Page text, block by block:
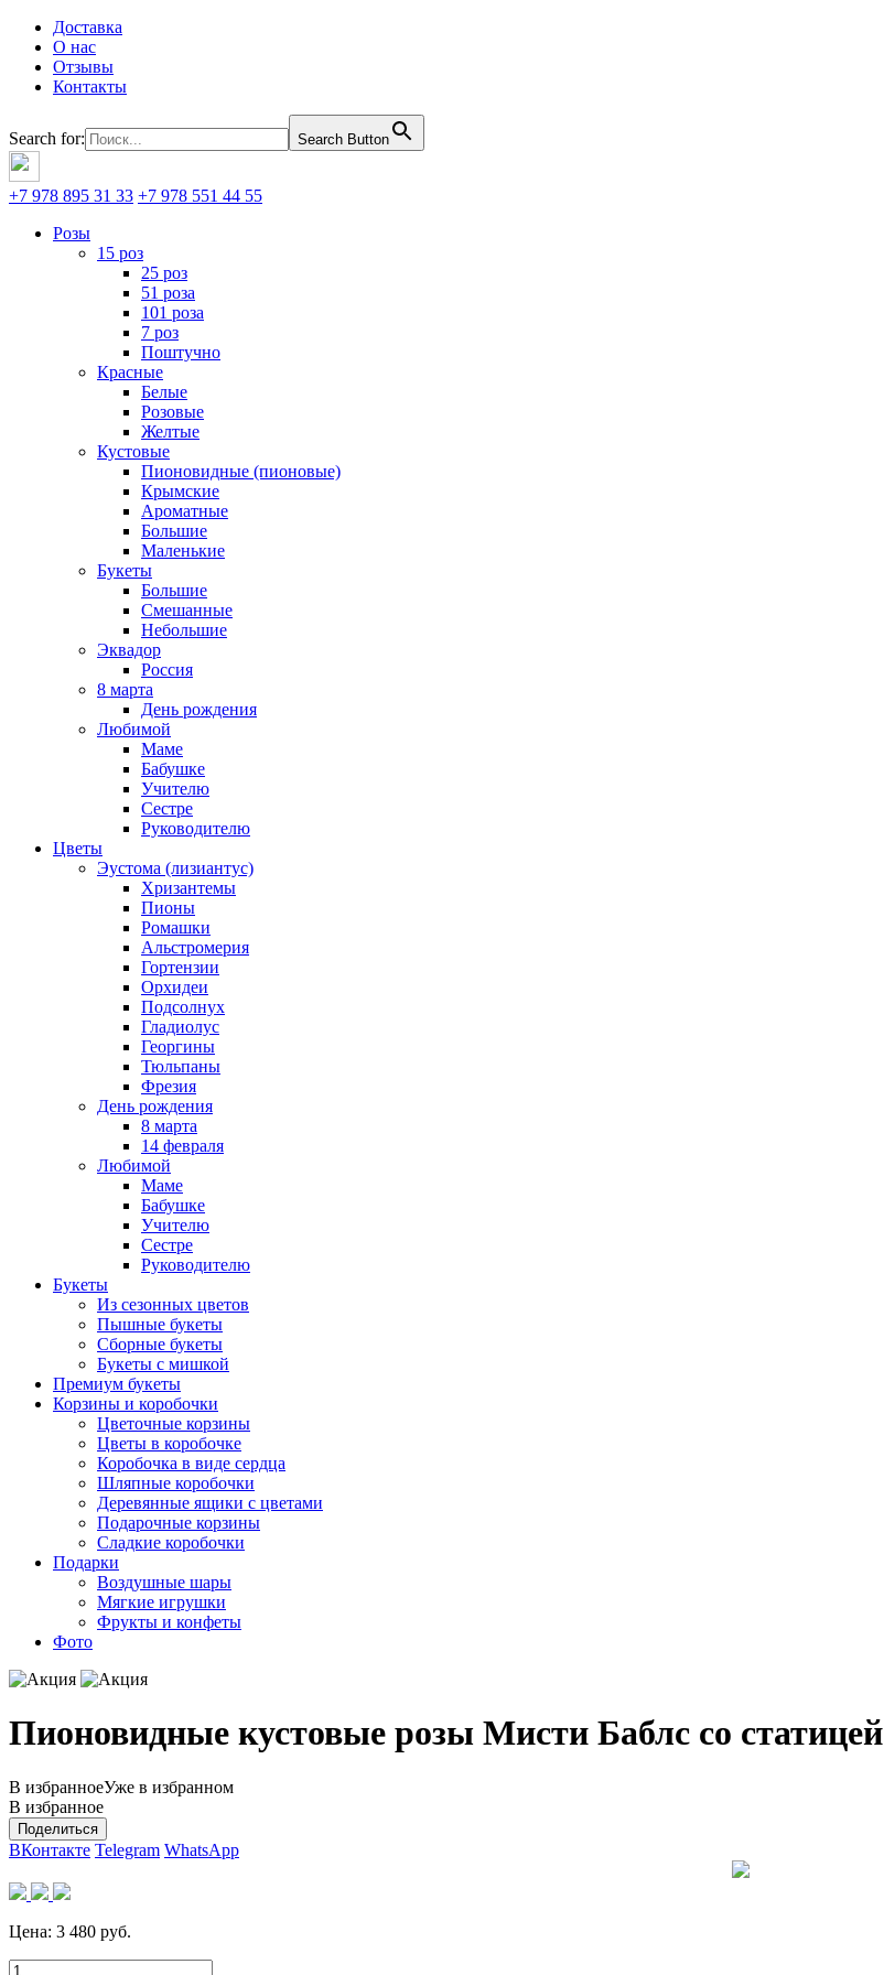
Доставка
О нас
Отзывы
Контакты
Search for: Search Button
+7 978 895 31 33 +7 978 551 44 55
Розы
15 роз
25 роз
51 роза
101 роза
7 роз
Поштучно
Красные
Белые
Розовые
Желтые
Кустовые
Пионовидные (пионовые)
Крымские
Ароматные
Большие
Маленькие
Букеты
Большие
Смешанные
Небольшие
Эквадор
Россия
8 марта
День рождения
Любимой
Маме
Бабушке
Учителю
Сестре
Руководителю
Цветы
Эустома (лизиантус)
Хризантемы
Пионы
Ромашки
Альстромерия
Гортензии
Орхидеи
Подсолнух
Гладиолус
Георгины
Тюльпаны
Фрезия
День рождения
8 марта
14 февраля
Любимой
Маме
Бабушке
Учителю
Сестре
Руководителю
Букеты
Из сезонных цветов
Пышные букеты
Сборные букеты
Букеты с мишкой
Премиум букеты
Корзины и коробочки
Цветочные корзины
Цветы в коробочке
Коробочка в виде сердца
Шляпные коробочки
Деревянные ящики с цветами
Подарочные корзины
Сладкие коробочки
Подарки
Воздушные шары
Мягкие игрушки
Фрукты и конфеты
Фото
Пионовидные кустовые розы Мисти Баблс со статицей
В избранноеУже в избранном
В избранное
Поделиться
ВКонтакте Telegram WhatsApp
Цена: 3 480 руб.
Количество